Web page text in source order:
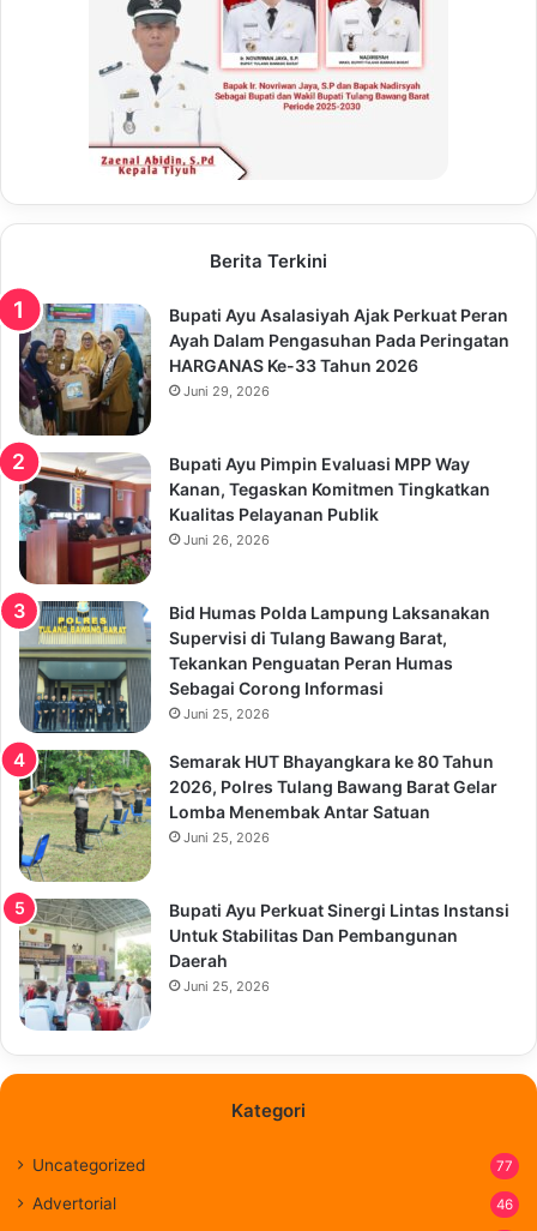
Berita Terkini
Bupati Ayu Asalasiyah Ajak Perkuat Peran
Ayah Dalam Pengasuhan Pada Peringatan
HARGANAS Ke-33 Tahun 2026
Juni 29, 2026
Bupati Ayu Pimpin Evaluasi MPP Way
Kanan, Tegaskan Komitmen Tingkatkan
Kualitas Pelayanan Publik
Juni 26, 2026
Bid Humas Polda Lampung Laksanakan
Supervisi di Tulang Bawang Barat,
Tekankan Penguatan Peran Humas
Sebagai Corong Informasi
Juni 25, 2026
Semarak HUT Bhayangkara ke 80 Tahun
2026, Polres Tulang Bawang Barat Gelar
Lomba Menembak Antar Satuan
Juni 25, 2026
Bupati Ayu Perkuat Sinergi Lintas Instansi
Untuk Stabilitas Dan Pembangunan
Daerah
Juni 25, 2026
Kategori
Uncategorized 77
Advertorial 46